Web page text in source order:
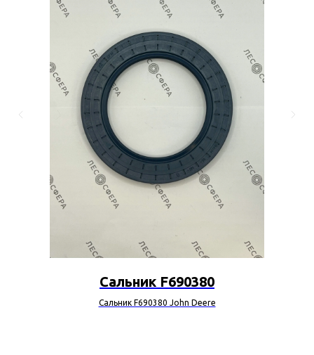
Сальник F690380
Сальник F690380 John Deere